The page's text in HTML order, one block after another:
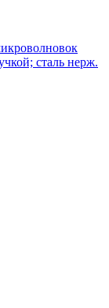
сталь нерж.